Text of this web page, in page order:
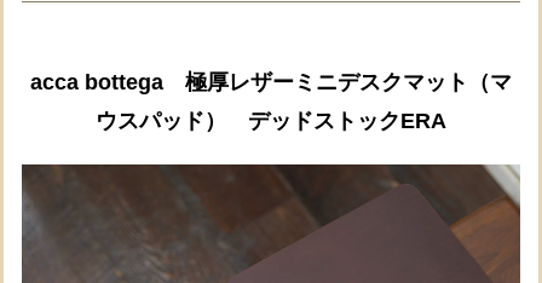
acca bottega 極厚レザーミニデスクマット（マ
ウスパッド） デッドストックERA